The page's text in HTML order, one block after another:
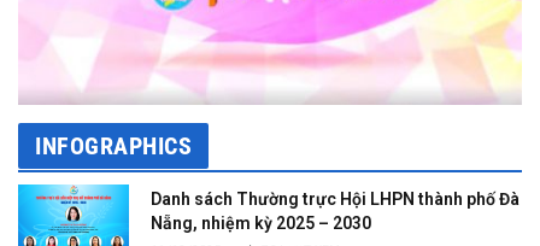
INFOGRAPHICS
Danh sách Thường trực Hội LHPN thành phố Đà
Nẵng, nhiệm kỳ 2025 – 2030